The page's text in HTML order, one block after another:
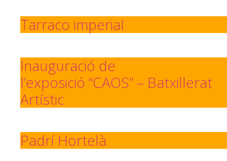
Tarraco imperial
Inauguració de
l’exposició “CAOS” – Batxillerat
Artístic
Padrí Hortelà